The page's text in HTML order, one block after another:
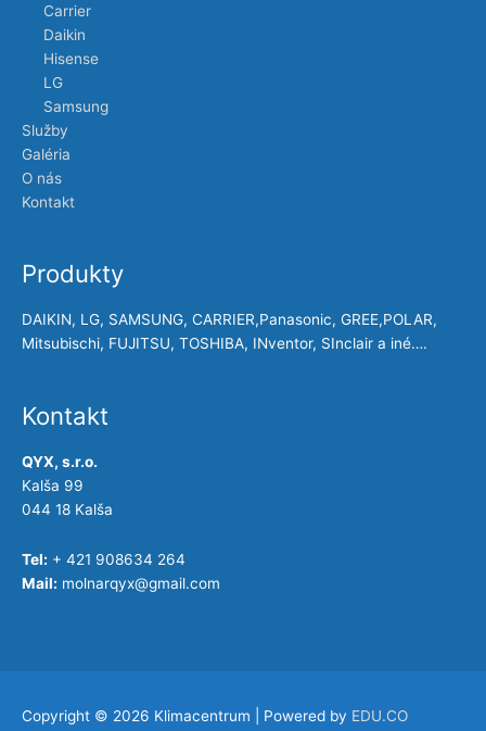
Carrier
Daikin
Hisense
LG
Samsung
Služby
Galéria
O nás
Kontakt
Produkty
DAIKIN, LG, SAMSUNG, CARRIER,Panasonic, GREE,POLAR,
Mitsubischi, FUJITSU, TOSHIBA, INventor, SInclair a iné….
Kontakt
QYX, s.r.o.
Kalša 99
044 18 Kalša
Tel: + 421 908634 264
Mail: molnarqyx@gmail.com
Copyright © 2026 Klimacentrum | Powered by EDU.CO